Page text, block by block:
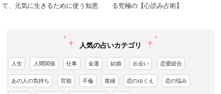
て、元気に生きるために使う知恵
る究極の【心読み占術】
人気の占いカテゴリ
人生 人間関係 仕事 金運 結婚 出会い 恋愛総合
あの人の気持ち 官能 不倫 復縁 恋のゆくえ 恋の悩み